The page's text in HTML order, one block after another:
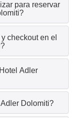
para reservar
checkout en el
Adler
Dolomiti?